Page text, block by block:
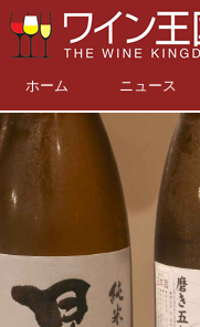
ホーム ニュース